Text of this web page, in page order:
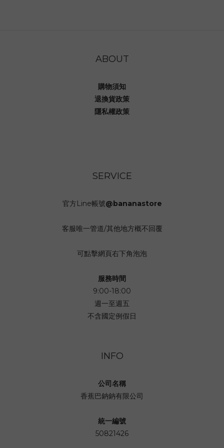
ABOUT
購物須知
退換貨政策
隱私權政策
SERVICE
官方Line帳號@bananastore
客服唯一管道/其他地方概不回覆
可點擊網頁右下角泡泡
服務時間
9:00-18:00
週一至週五
不含國定例假日
INFO
公司名稱
香蕉巴鈉鈉有限公司
統一編號
50821426